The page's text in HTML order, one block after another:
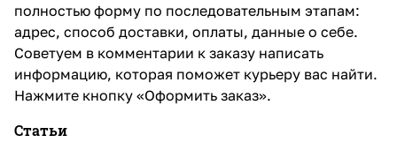
полностью форму по последовательным этапам:
адрес, способ доставки, оплаты, данные о себе.
Советуем в комментарии к заказу написать
информацию, которая поможет курьеру вас найти.
Нажмите кнопку «Оформить заказ».
Статьи